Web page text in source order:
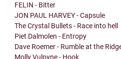
FELIN - Bitter
JON PAUL HARVEY - Capsule
The Crystal Bullets - Race into hell
Piet Dalmolen - Entropy
Dave Roemer - Rumble at the
Molly Vulpyne - Hook